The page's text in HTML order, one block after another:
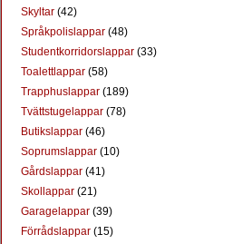
Skyltar (42)
Språkpolislappar (48)
Studentkorridorslappar (33)
Toalettlappar (58)
Trapphuslappar (189)
Tvättstugelappar (78)
Butikslappar (46)
Soprumslappar (10)
Gårdslappar (41)
Skollappar (21)
Garagelappar (39)
Förrådslappar (15)